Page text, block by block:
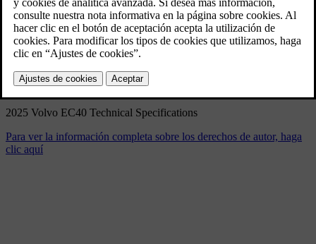
9/3/2024
Marcador
Descargar
2025 Volvo EC40 Technical Specifications
Para ver la información completa sobre los derechos de autor, haga
clic aquí